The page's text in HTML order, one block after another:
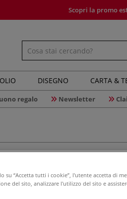
Scopri la promo
OLIO DISEGNO CARTA &
regalo Newsletter
su “Accetta tutti i cookie”, l'utente accetta di
del sito, analizzare l'utilizzo del sito e